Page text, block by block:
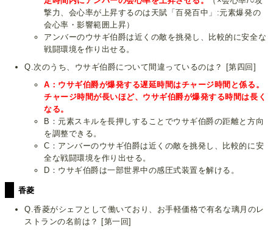
撃力、会心率が上昇するのは天賦「百発百中」:元素爆発の
会心率・影響範囲上昇）
アンバーのウサギ伯爵は近くの敵を挑発し、比較的に安全な
戦闘環境を作り出せる。
Q.次のうち、ウサギ伯爵について間違っているのは？ [第四回]
A：ウサギ伯爵が爆発する遅延時間はチャージ時間と係る。
チャージ時間が長いほど、ウサギ伯爵が爆発する時間は長く
なる。
B：元素スキルを長押しすることでウサギ伯爵の距離と方向
を調整できる。
C：アンバーのウサギ伯爵は近くの敵を挑発し、比較的に安
全な戦闘環境を作り出せる。
D：ウサギ伯爵は一部世界中の感圧式装置を解ける。
香菱
Q.香菱がシェフとして働いており、お手軽価格で有名な璃月のレ
ストランの名前は？ [第一回]